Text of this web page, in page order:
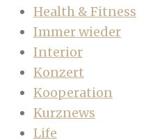
Health & Fitness
Immer wieder
Interior
Konzert
Kooperation
Kurznews
Life